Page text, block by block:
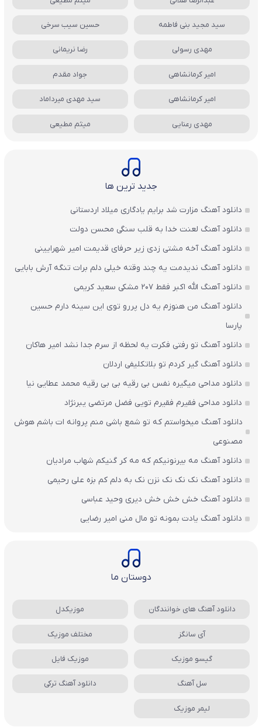
سید مجید بنی فاطمه حسین سیب سرخی
مهدی رسولی رضا نریمانی
امیر کرمانشاهی جواد مقدم
امیر کرمانشاهی سید مهدی میرداماد
مهدی رعنایی میثم مطیعی
جدید ترین ها
دانلود آهنگ مزارت شد برایم یادگاری میلاد اردستانی
دانلود آهنگ لعنت خدا به قلب سنگی محسن دولت
دانلود آهنگ آخه مشتی زدی زیر حرفای قدیمت امیر شهرایینی
دانلود آهنگ ندیدمت یه چند وقته خیلی دلم برات تنگه آرش بابایی
دانلود آهنگ الله اکبر فقط 207 مشکی سعید کریمی
دانلود آهنگ من هنوزم یه دل پررو توی این سینه دارم حسین
پارسا
دانلود آهنگ تو رفتی فکرت یه لحظه از سرم جدا نشد امیر هاکان
دانلود آهنگ گیر کردم تو بلاتکلیفی اردلان
دانلود مداحی میگیره نفس بی رقیه بی بی رقیه محمد عطایی نیا
دانلود مداحی فقیرم فقیرم تویی فضل مرتضی یبرنژاد
دانلود آهنگ میخواستم که تو شمع باشی منم پروانه ات باشم هوش
مصنوعی
دانلود آهنگ مه بیرنونیکم که مه کر گنیکم شهاب مرادیان
دانلود آهنگ نک نک نک نزن نک به دلم کم بزه علی رحیمی
دانلود آهنگ خش خش خش دیری وحید عباسی
دانلود آهنگ یادت بمونه تو مال منی امیر رضایی
دوستان ما
دانلود آهنگ های خوانندگان موزیکدل
آی سانگز مختلف موزیک
گیسو موزیک موزیک فایل
سل آهنگ دانلود آهنگ ترکی
لیمر موزیک